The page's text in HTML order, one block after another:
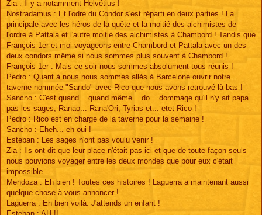
Zia : Il y a notamment Helvétius !
Nostradamus : Et l'odre du Condor s'est réparti en deux parties ! La
principale avec les héros de la quête et la moitié des alchimistes de
l'ordre à Pattala et l'autre moitié des alchimistes à Chambord ! Tandis que
François 1er et moi voyageons entre Chambord et Pattala avec un des
deux condors même si nous sommes plus souvent à Chambord !
François 1er : Mais ce soir nous sommes absolument tous réunis !
Pedro : Quant à nous nous sommes allés à Barcelone ouvrir notre
taverne nommée "Sando" avec Rico que nous avons retrouvé là-bas !
Sancho : C'est quand... quand même... do... dommage qu'il n'y ait papa...
pas les sages, Ranao... Rana'Ori, Tyrias et... etet Rico !
Pedro : Rico est en charge de la taverne pour la semaine !
Sancho : Eheh... eh oui !
Esteban : Les sages n'ont pas voulu venir !
Zia : Ils ont dit que leur place n'était pas ici et que de toute façon seuls
nous pouvions voyager entre les deux mondes que pour eux c'était
impossible.
Mendoza : Eh bien ! Toutes ces histoires ! Laguerra a maintenant aussi
quelque chose à vous annoncer !
Laguerra : Eh bien voilà. J'attends un enfant !